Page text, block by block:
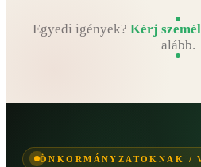
Egyedi igények? Kérj
alább.
ÖNKORMÁNYZATOKNAK /